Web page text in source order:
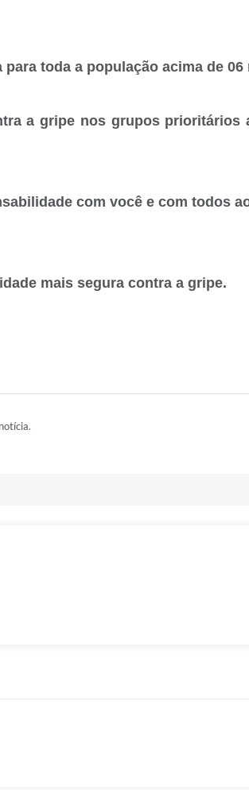
toda a população acima de 06
a gripe nos grupos
com você e com todos
mais segura contra a gripe.